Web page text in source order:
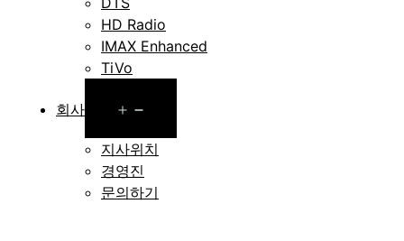
HD Radio
IMAX Enhanced
TiVo
회사
menu
지사위치
경영진
문의하기